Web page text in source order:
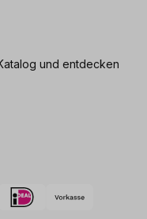
und entdecken